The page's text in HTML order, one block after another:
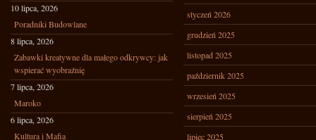
10 lipca, 2026
Poradniki Budowlane
8 lipca, 2026
Zabawki kreatywne dla małego odkrywcy: jak
wspierać wyobraźnię
7 lipca, 2026
Maroko
6 lipca, 2026
Kultura i Mafia
styczeń 2026
grudzień 2025
listopad 2025
październik 2025
wrzesień 2025
sierpień 2025
lipiec 2025